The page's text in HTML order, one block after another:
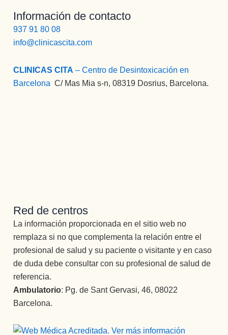
Información de contacto
937 91 80 08
info@clinicascita.com
CLINICAS CITA – Centro de Desintoxicación en
Barcelona :C/ Mas Mia s-n, 08319 Dosrius, Barcelona.
Red de centros
La información proporcionada en el sitio web no
remplaza si no que complementa la relación entre el
profesional de salud y su paciente o visitante y en caso
de duda debe consultar con su profesional de salud de
referencia.
Ambulatorio: Pg. de Sant Gervasi, 46, 08022
Barcelona.